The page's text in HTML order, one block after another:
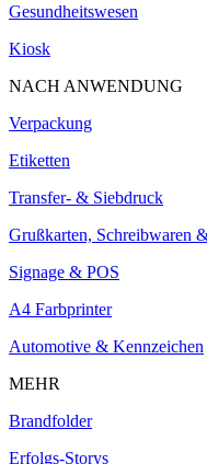
Gesundheitswesen
Kiosk
NACH ANWENDUNG
Verpackung
Etiketten
Transfer- & Siebdruck
Grußkarten, Schreibwaren
Signage & POS
A4 Farbprinter
Automotive & Kennzeichen
MEHR
Brandfolder
Erfolgs-Storys